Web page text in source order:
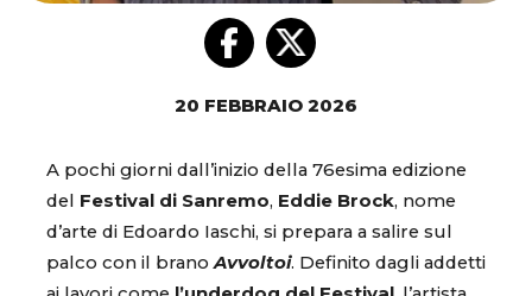
20 FEBBRAIO 2026
A pochi giorni dall’inizio della 76esima edizione
del Festival di Sanremo, Eddie Brock, nome
d’arte di Edoardo Iaschi, si prepara a salire sul
palco con il branoAvvoltoi. Definito dagli addetti